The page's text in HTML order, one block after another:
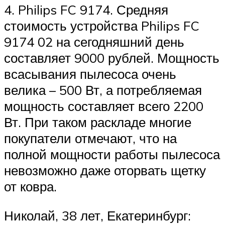
4. Philips FC 9174. Средняя
стоимость устройства Philips FC
9174 02 на сегодняшний день
составляет 9000 рублей. Мощность
всасывания пылесоса очень
велика – 500 Вт, а потребляемая
мощность составляет всего 2200
Вт. При таком раскладе многие
покупатели отмечают, что на
полной мощности работы пылесоса
невозможно даже оторвать щетку
от ковра.
Николай, 38 лет, Екатеринбург: